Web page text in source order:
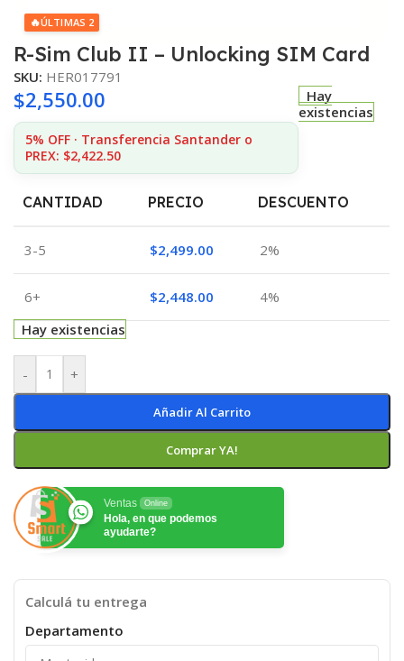
🔥ÚLTIMAS 2
R-Sim Club II – Unlocking SIM Card
SKU: HER017791
$2,550.00
5% OFF · Transferencia Santander o
PREX: $2,422.50
Hay
existencias
CANTIDAD PRECIO DESCUENTO
3-5 $2,499.00 2%
6+ $2,448.00
4%
Hay existencias
- +
Añadir Al Carrito
Comprar YA!
Ventas Online
Hola, en que podemos
ayudarte?
Calculá tu entrega
Departamento